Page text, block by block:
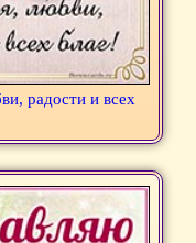
радости и всех